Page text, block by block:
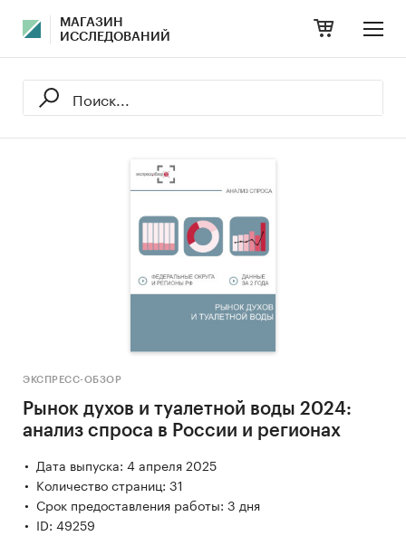
МАГАЗИН
ИССЛЕДОВАНИЙ
ЭКСПРЕСС-ОБЗОР
Рынок духов и туалетной воды 2024:
анализ спроса в России и регионах
Дата выпуска: 4 апреля 2025
Количество страниц: 31
Срок предоставления работы: 3 дня
ID: 49259